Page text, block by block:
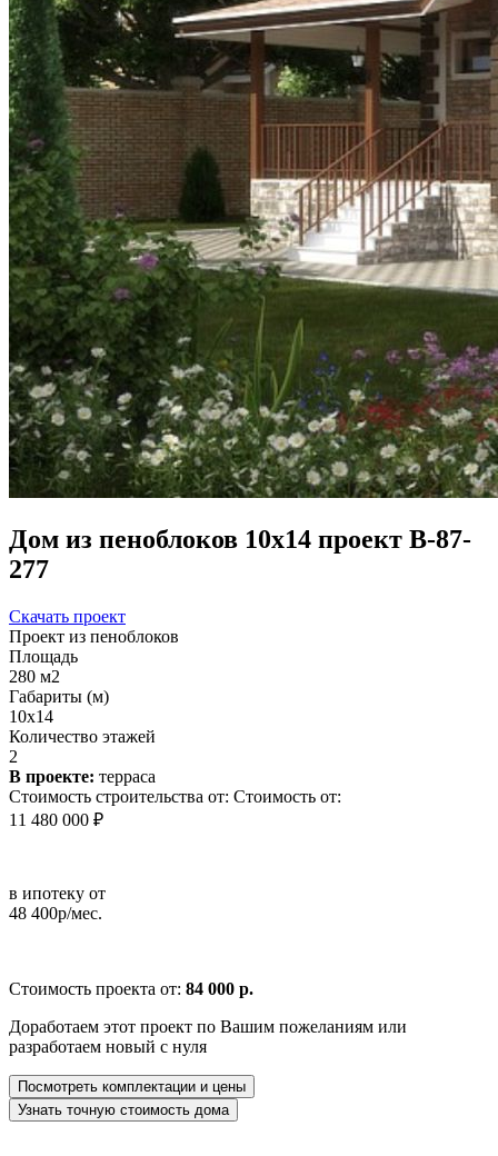
Дом из пеноблоков 10х14 проект В-87-
277
Скачать проект
Проект из пеноблоков
Площадь
280 м2
Габариты (м)
10x14
Количество этажей
2
В проекте: терраса
Стоимость строительства от: Стоимость от:
11 480 000 ₽
в ипотеку от
48 400р/мес.
Стоимость проекта от: 84 000 р.
Доработаем этот проект по Вашим пожеланиям или
разработаем новый с нуля
Посмотреть комплектации и цены
Узнать точную стоимость дома